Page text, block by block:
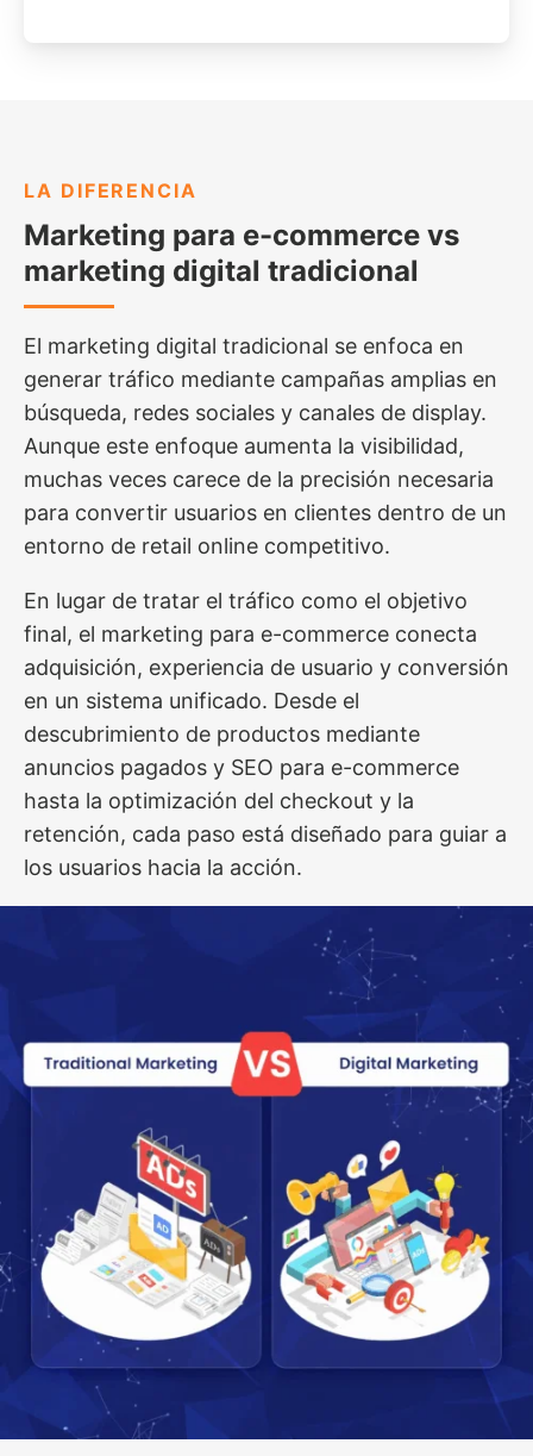
LA DIFERENCIA
Marketing para e-commerce vs
marketing digital tradicional
El marketing digital tradicional se enfoca en
generar tráfico mediante campañas amplias en
búsqueda, redes sociales y canales de display.
Aunque este enfoque aumenta la visibilidad,
muchas veces carece de la precisión necesaria
para convertir usuarios en clientes dentro de un
entorno de retail online competitivo.
En lugar de tratar el tráfico como el objetivo
final, el marketing para e-commerce conecta
adquisición, experiencia de usuario y conversión
en un sistema unificado. Desde el
descubrimiento de productos mediante
anuncios pagados y SEO para e-commerce
hasta la optimización del checkout y la
retención, cada paso está diseñado para guiar a
los usuarios hacia la acción.